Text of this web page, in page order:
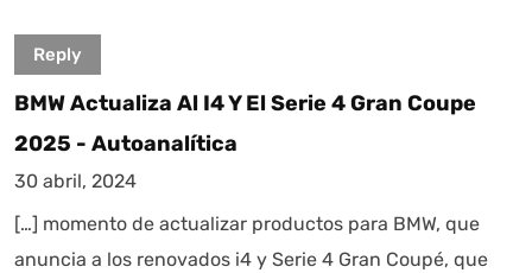
Reply
BMW Actualiza Al I4 Y El Serie 4 Gran Coupe
2025 - Autoanalítica
30 abril, 2024
[…] momento de actualizar productos para BMW, que
anuncia a los renovados i4 y Serie 4 Gran Coupé, que